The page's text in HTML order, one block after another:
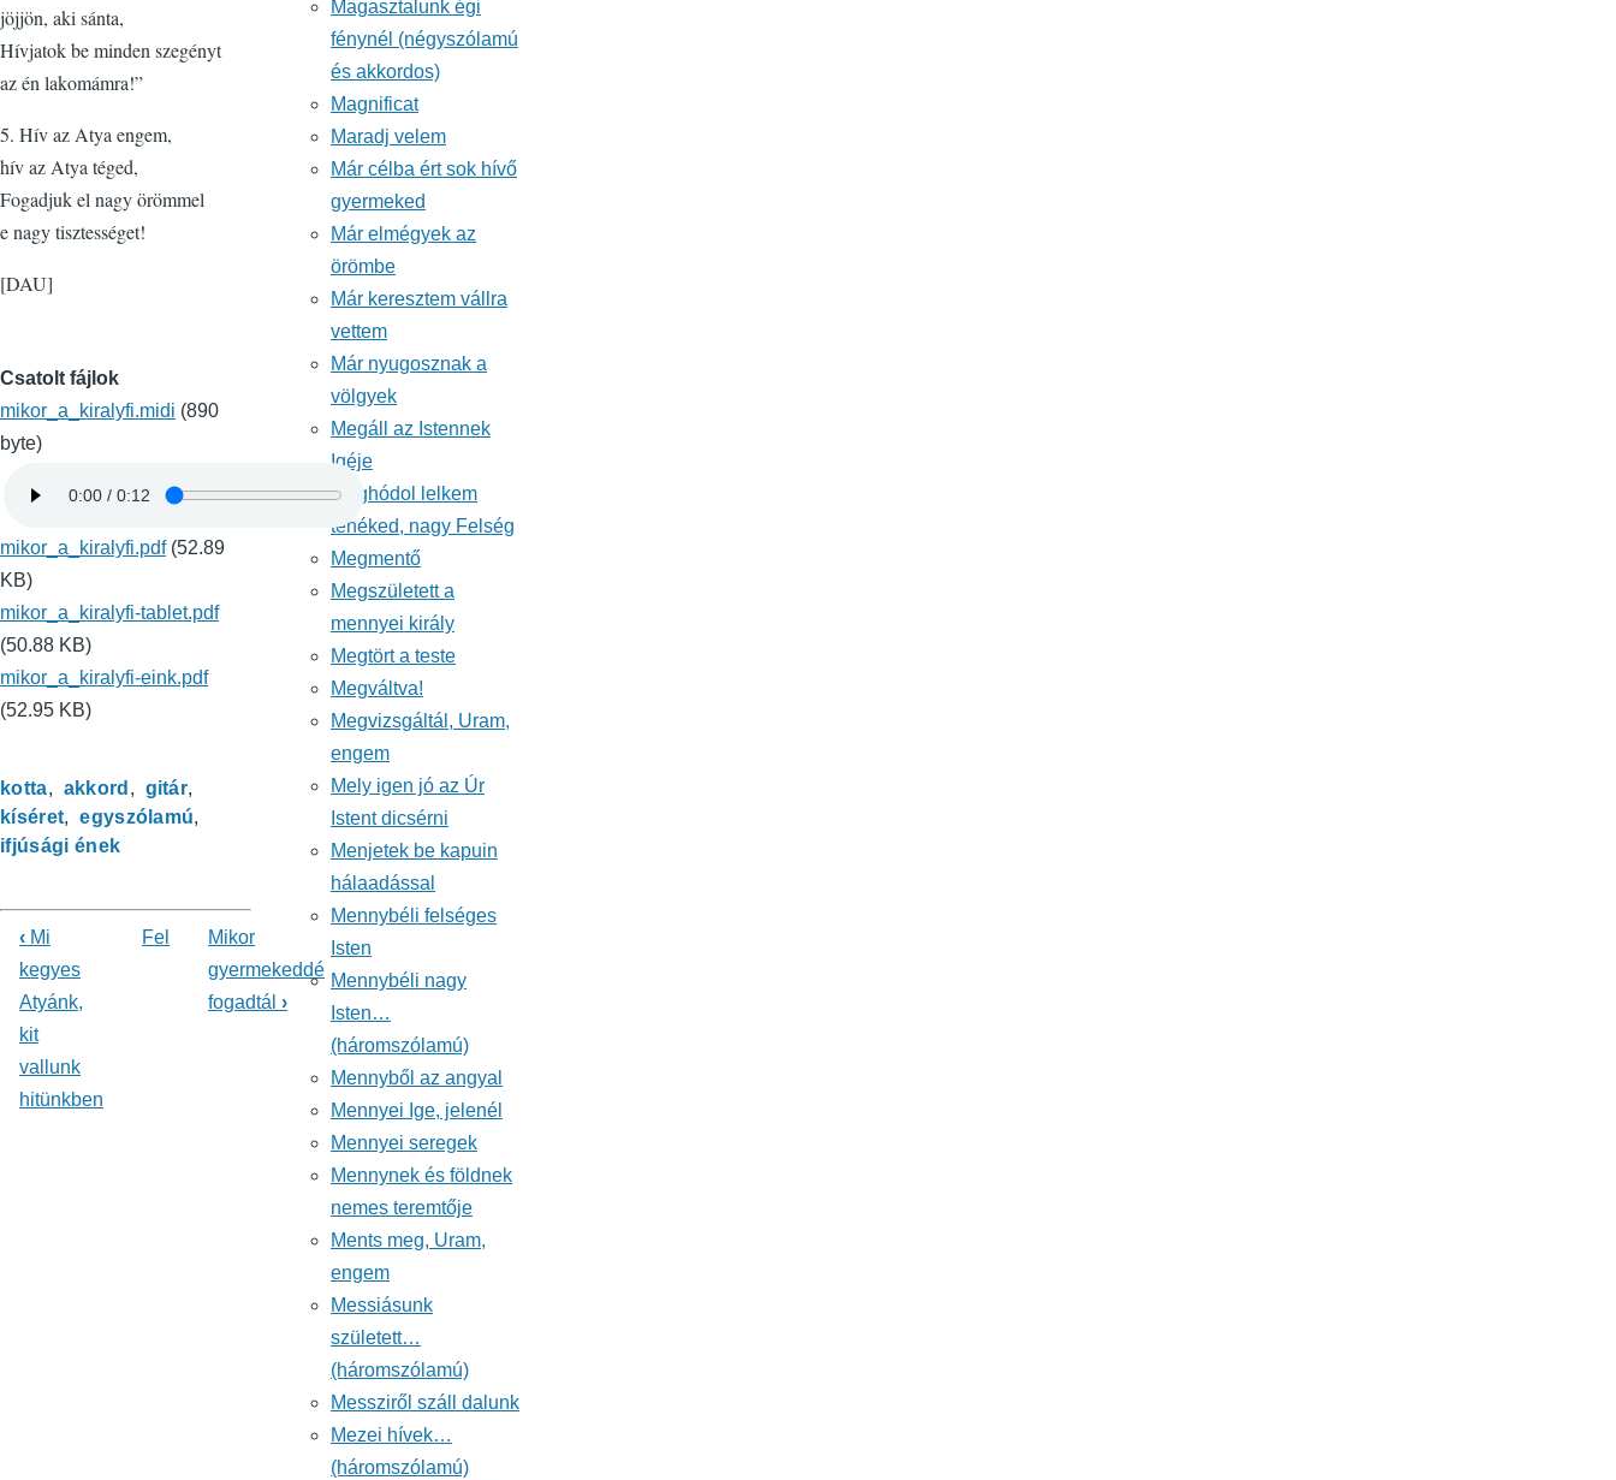
jöjjön, aki sánta,
Hívjatok be minden szegényt
az én lakomámra!”
5. Hív az Atya engem,
hív az Atya téged,
Fogadjuk el nagy örömmel
e nagy tisztességet!
[DAU]
Csatolt fájlok
mikor_a_kiralyfi.midi (890
byte)
mikor_a_kiralyfi.pdf (52.89
KB)
mikor_a_kiralyfi-tablet.pdf
(50.88 KB)
mikor_a_kiralyfi-eink.pdf
(52.95 KB)
kotta akkord
gitár
kíséret
egyszólamú
ifjúsági ének
Könyv
kereszthivatkozásai
ehhez:
Énekeskönyv
‹ Mi
kegyes
Atyánk,
kit
vallunk
hitünkben
Fel
Mikor
gyermekeddé
fogadtál ›
Magasztalunk égi
fénynél (négyszólamú
és akkordos)
Magnificat
Maradj velem
Már célba ért sok hívő
gyermeked
Már elmégyek az
örömbe
Már keresztem vállra
vettem
Már nyugosznak a
völgyek
Megáll az Istennek
Igéje
Meghódol lelkem
tenéked, nagy Felség
Megmentő
Megszületett a
mennyei király
Megtört a teste
Megváltva!
Megvizsgáltál, Uram,
engem
Mely igen jó az Úr
Istent dicsérni
Menjetek be kapuin
hálaadással
Mennybéli felséges
Isten
Mennybéli nagy
Isten…
(háromszólamú)
Mennyből az angyal
Mennyei Ige, jelenél
Mennyei seregek
Mennynek és földnek
nemes teremtője
Ments meg, Uram,
engem
Messiásunk
született…
(háromszólamú)
Messziről száll dalunk
Mezei hívek…
(háromszólamú)